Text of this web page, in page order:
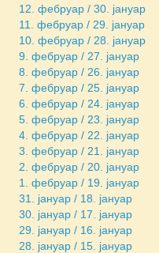
12. фебруар / 30. јануар
11. фебруар / 29. јануар
10. фебруар / 28. јануар
9. фебруар / 27. јануар
8. фебруар / 26. јануар
7. фебруар / 25. јануар
6. фебруар / 24. јануар
5. фебруар / 23. јануар
4. фебруар / 22. јануар
3. фебруар / 21. јануар
2. фебруар / 20. јануар
1. фебруар / 19. јануар
31. јануар / 18. јануар
30. јануар / 17. јануар
29. јануар / 16. јануар
28. јануар / 15. јануар